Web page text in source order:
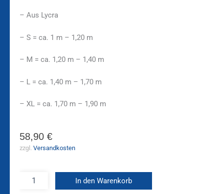
– Aus Lycra
– S = ca. 1 m – 1,20 m
– M = ca. 1,20 m – 1,40 m
– L = ca. 1,40 m – 1,70 m
– XL = ca. 1,70 m – 1,90 m
58,90 €
zzgl. Versandkosten
In den Warenkorb